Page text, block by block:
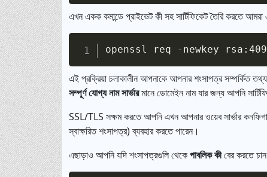
এখন একক কমান্ডে প্রাইভেট কী সহ সার্টিফিকেট তৈরি করতে আমরা
এই প্রক্রিয়া চলাকালীন আপনাকে আপনার শংসাপত্র সম্পর্কিত তথ্য
সম্পূর্ণ যোগ্য নাম সার্ভারমানে ডোমেইন নাম যার জন্য আপনি
SSL/TLS সক্ষম করতে আপনি এখন আপনার ওয়েব সার্ভার
স্বাক্ষরিত শংসাপত্র) ব্যবহার করতে পারেন।
এছাড়াও আপনি যদি শংসাপত্রগুলি থেকেপাবলিক কীবের করতে